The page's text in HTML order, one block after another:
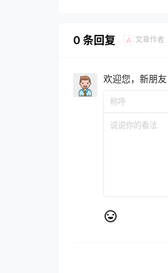
0 条回复 A 文章作者
欢迎您，新朋友